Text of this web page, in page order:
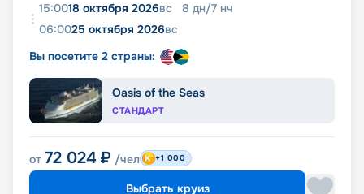
15:0018 октября 2026вс 8 дн/7 нч
06:0025 октября 2026вс
Вы посетите 2 страны:
Oasis of the Seas
СТАНДАРТ
от 72 024 ₽ /чел +1 000
Выбрать круиз